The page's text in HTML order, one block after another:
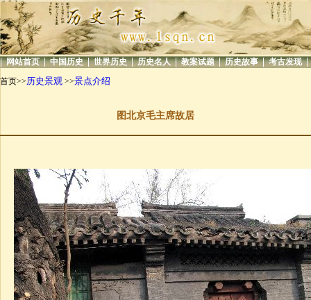
| 网站首页 | 中国历史 | 世界历史 | 历史名人 | 教案试题 | 历史故事 | 考古发现 |
首页>>历史景观 >>景点介绍
图北京毛主席故居